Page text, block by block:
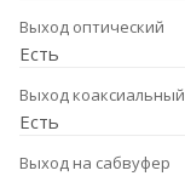
Выход оптический
Есть
Выход коаксиальный
Есть
Выход на сабвуфер